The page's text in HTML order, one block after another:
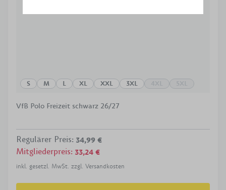
S M L XL XXL 3XL
VfB Polo Freizeit schwarz 26/27
Regulärer Preis: 34,99 €
Mitgliederpreis: 33,24 €
inkl. gesetzl. MwSt. zzgl. Versandkosten